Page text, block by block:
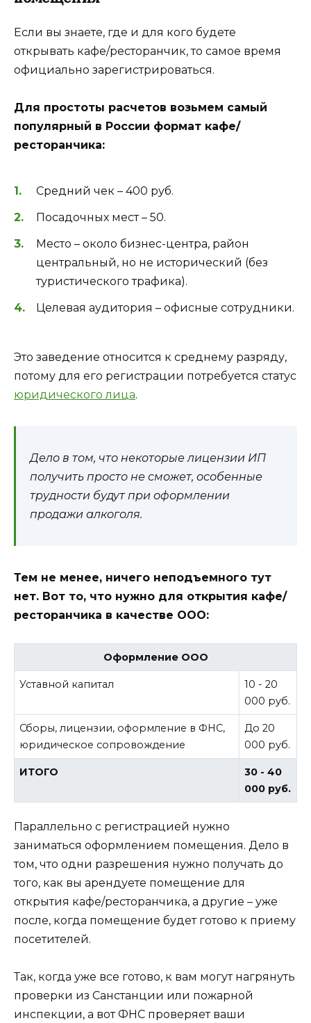
Если вы знаете, где и для кого будете
открывать кафе/ресторанчик, то самое время
официально зарегистрироваться.
Для простоты расчетов возьмем самый
популярный в России формат кафе/
ресторанчика:
Средний чек – 400 руб.
Посадочных мест – 50.
Место – около бизнес-центра, район
центральный, но не исторический (без
туристического трафика).
Целевая аудитория – офисные сотрудники.
Это заведение относится к среднему разряду,
потому для его регистрации потребуется статус
юридического лица.
Дело в том, что некоторые лицензии ИП
получить просто не сможет, особенные
трудности будут при оформлении
продажи алкоголя.
Тем не менее, ничего неподъемного тут
нет. Вот то, что нужно для открытия кафе/
ресторанчика в качестве ООО:
Оформление ООО
Уставной капитал
10 - 20
000 руб.
Сборы, лицензии, оформление в ФНС,
юридическое сопровождение
До 20
000 руб.
ИТОГО
30 - 40
000 руб.
Параллельно с регистрацией нужно
заниматься оформлением помещения. Дело в
том, что одни разрешения нужно получать до
того, как вы арендуете помещение для
открытия кафе/ресторанчика, а другие – уже
после, когда помещение будет готово к приему
посетителей.
Так, когда уже все готово, к вам могут нагрянуть
проверки из Санстанции или пожарной
инспекции, а вот ФНС проверяет ваши